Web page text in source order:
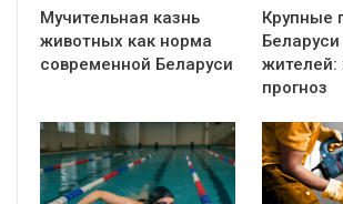
Мучительная казнь
животных как норма
современной Беларуси
Крупные
жителей:
прогноз